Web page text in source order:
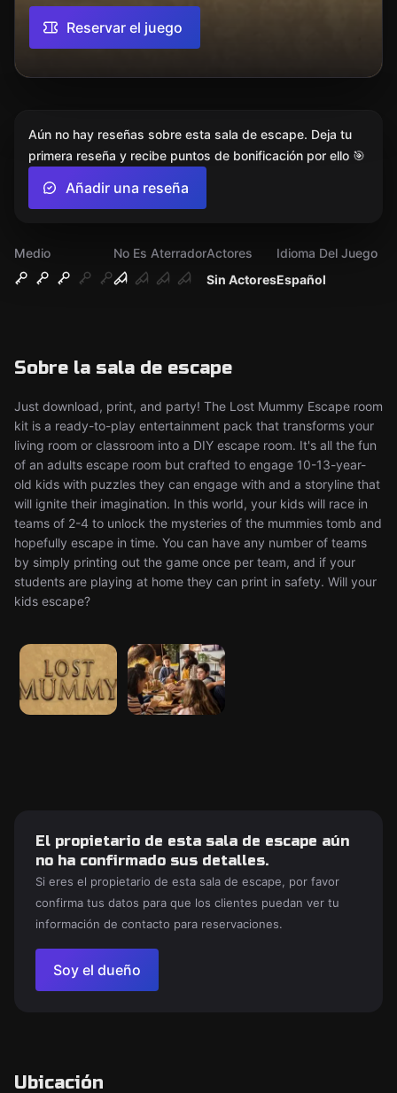
Reservar el juego
Medio
No Es Aterrador
Sin Actores
Actores
Español
Idioma Del Juego
Sobre la sala de escape
Just download, print, and party! The Lost Mummy Escape room
kit is a ready-to-play entertainment pack that transforms your
living room or classroom into a DIY escape room. It's all the fun
of an adults escape room but crafted to engage 10-13-year-
old kids with puzzles they can engage with and a storyline that
will ignite their imagination. In this world, your kids will race in
teams of 2-4 to unlock the mysteries of the mummies tomb and
hopefully escape in time. You can have any number of teams
by simply printing out the game once per team, and if your
students are playing at home they can print in safety. Will your
kids escape?
Aún no hay reseñas sobre esta sala de escape. Deja tu
primera reseña y recibe puntos de bonificación por ello 🎯
Añadir una reseña
El propietario de esta sala de escape aún
no ha confirmado sus detalles.
Si eres el propietario de esta sala de escape, por favor
confirma tus datos para que los clientes puedan ver tu
información de contacto para reservaciones.
Soy el dueño
Ubicación